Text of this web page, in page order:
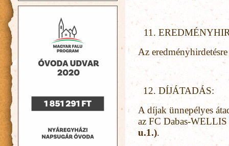
Az
DÍJÁTADÁS:
A díjak ünnepélyes
az FC Dabas-
u.1.).